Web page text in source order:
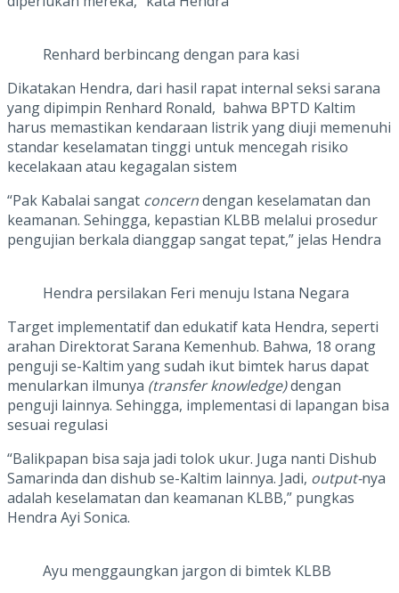
Renhard berbincang dengan para kasi
Dikatakan Hendra, dari hasil rapat internal seksi sarana
yang dipimpin Renhard Ronald, bahwa BPTD Kaltim
harus memastikan kendaraan listrik yang diuji memenuhi
standar keselamatan tinggi untuk mencegah risiko
kecelakaan atau kegagalan sistem
“Pak Kabalai sangat concerndengan keselamatan dan
keamanan. Sehingga, kepastian KLBB melalui prosedur
pengujian berkala dianggap sangat tepat,” jelas Hendra
Hendra persilakan Feri menuju Istana Negara
Target implementatif dan edukatif kata Hendra, seperti
arahan Direktorat Sarana Kemenhub. Bahwa, 18 orang
penguji se-Kaltim yang sudah ikut bimtek harus dapat
menularkan ilmunya (transfer knowledge)dengan
penguji lainnya. Sehingga, implementasi di lapangan bisa
sesuai regulasi
“Balikpapan bisa saja jadi tolok ukur. Juga nanti Dishub
Samarinda dan dishub se-Kaltim lainnya. Jadi, output-nya
adalah keselamatan dan keamanan KLBB,” pungkas
Hendra Ayi Sonica.
Ayu menggaungkan jargon di bimtek KLBB